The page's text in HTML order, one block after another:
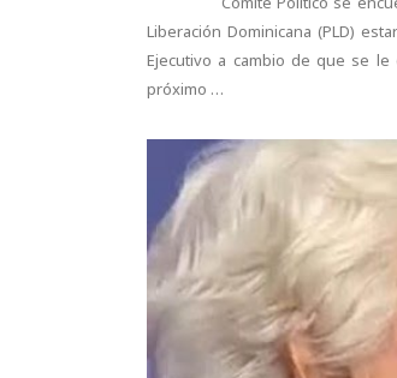
Liberación Dominicana (PLD)
Ejecutivo a cambio de que se
próximo …